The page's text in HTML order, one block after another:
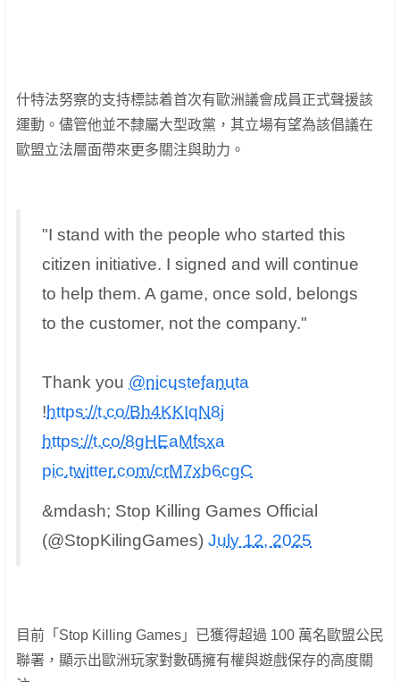
什特法努察的支持標誌着首次有歐洲議會成員正式聲援該
運動。儘管他並不隸屬大型政黨，其立場有望為該倡議在
歐盟立法層面帶來更多關注與助力。
"I stand with the people who started this
citizen initiative. I signed and will continue
to help them. A game, once sold, belongs
to the customer, not the company."
Thank you @nicustefanuta
!https://t.co/Bh4KKIqN8j
https://t.co/8gHEaMfsxa
pic.twitter.com/crM7xb6cgC
&mdash; Stop Killing Games Official
(@StopKilingGames) July 12, 2025
目前「Stop Killing Games」已獲得超過 100 萬名歐盟公民
聯署，顯示出歐洲玩家對數碼擁有權與遊戲保存的高度關